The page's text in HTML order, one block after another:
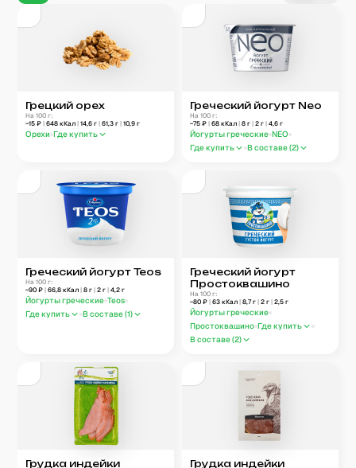
Грецкий орех
На 100 г:
~15 ₽| 648 кКал| 14,6 г| 61,3 г| 10,9 г
Орехи Где купить
Греческий йогурт Neo
На 100 г:
~75 ₽ | 68 кКал | 8 г | 2 г | 4,6 г
Йогурты греческие NEO
Где купить
В составе (2)
Греческий йогурт Teos
На 100 г:
~90 ₽| 66,8 кКал| 8 г| 2 г| 4,2 г
Йогурты греческие Teos
Где купить
В составе (1)
Греческий йогурт
Простоквашино
На 100 г:
~80 ₽ | 63 кКал | 8,7г | 2 г | 2,5 г
Йогурты греческие
Простоквашино Где купить
В составе (2)
Грудка индейки
Грудка индейки